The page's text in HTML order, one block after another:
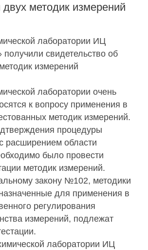
двух методик измерений
лаборатории ИЦ
получили свидетельство об
измерений
лаборатории очень
к вопросу применения в
методик измерений.
процедуры
расширением области
было провести
методик измерений.
закону №102, методики
для применения в
регулирования
измерений, подлежат
лаборатории ИЦ